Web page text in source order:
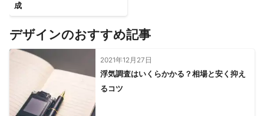
成
デザインのおすすめ記事
2021年12月27日
浮気調査はいくらかかる？相場と安く抑え
るコツ